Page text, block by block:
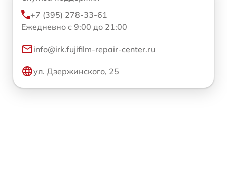
+7 (395) 278-33-61
Ежедневно с 9:00 до 21:00
info@irk.fujifilm-repair-center.ru
ул. Дзержинского, 25